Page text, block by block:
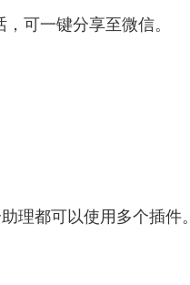
可一键分享至微信。
理都可以使用多个插件。